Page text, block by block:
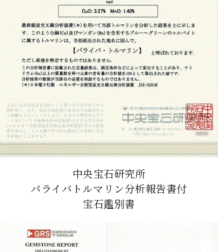
中央宝石研究所
パライバトルマリン分析報告書付
宝石鑑別書